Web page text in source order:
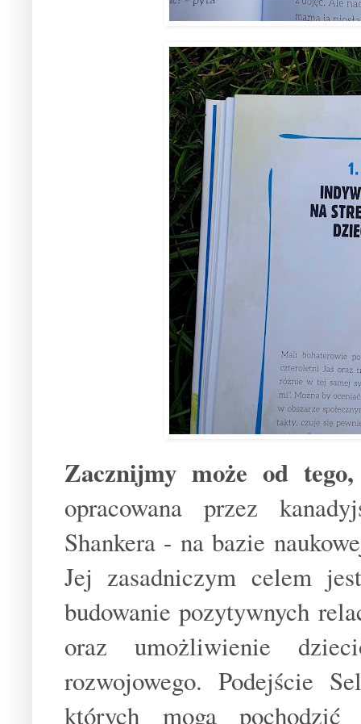
Zacznijmy może od
opracowana przez
Shankera - na bazie
Jej zasadniczym celem
budowanie pozytywnych
oraz umożliwienie
rozwojowego. Podejście
których mogą pochodzić